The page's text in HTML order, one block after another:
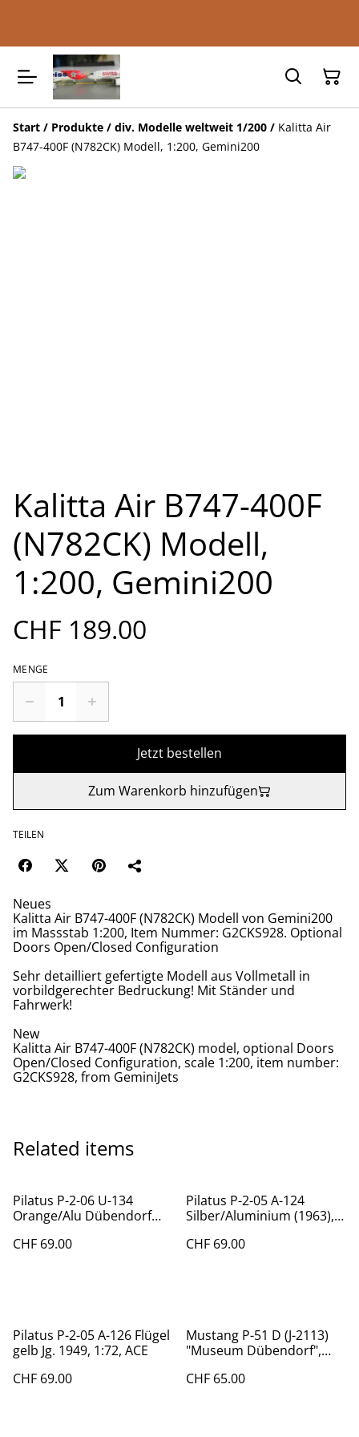
Start / Produkte / div. Modelle weltweit 1/200 / Kalitta Air
B747-400F (N782CK) Modell, 1:200, Gemini200
Kalitta Air B747-400F
(N782CK) Modell,
1:200, Gemini200
CHF 189.00
MENGE
Jetzt bestellen
Zum Warenkorb hinzufügen
TEILEN
Neues
Kalitta Air B747-400F (N782CK) Modell von Gemini200
im Massstab 1:200, Item Nummer: G2CKS928. Optional
Doors Open/Closed Configuration
Sehr detailliert gefertigte Modell aus Vollmetall in
vorbildgerechter Bedruckung! Mit Ständer und
Fahrwerk!
New
Kalitta Air B747-400F (N782CK) model, optional Doors
Open/Closed Configuration, scale 1:200, item number:
G2CKS928, from GeminiJets
Related items
Pilatus P-2-06 U-134
Orange/Alu Dübendorf
CHF 69.00
Pilatus P-2-05 A-124
Silber/Aluminium (1963),
CHF 69.00
Pilatus P-2-05 A-126 Flügel
gelb Jg. 1949, 1:72, ACE
CHF 69.00
Mustang P-51 D (J-2113)
"Museum Dübendorf",
CHF 65.00